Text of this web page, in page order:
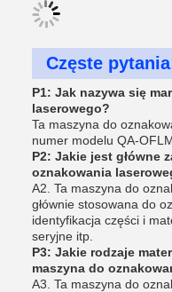
Częste
P1: Jak nazywa się
laserowego?
Ta maszyna do
numer modelu QA-
P2: Jakie jest główne
oznakowania
A2. Ta maszyna do
głównie stosowana do
identyfikacja części i
seryjne itp.
P3: Jakie rodzaje
maszyna do
A3. Ta maszyna do